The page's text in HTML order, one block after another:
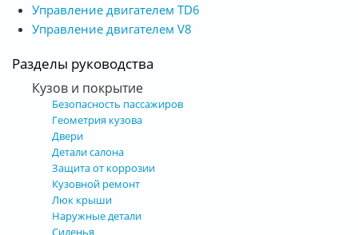
Управление двигателем TD6
Управление двигателем V8
Разделы руководства
Кузов и покрытие
Безопасность пассажиров
Геометрия кузова
Двери
Детали салона
Защита от коррозии
Кузовной ремонт
Люк крыши
Наружные детали
Сиденья